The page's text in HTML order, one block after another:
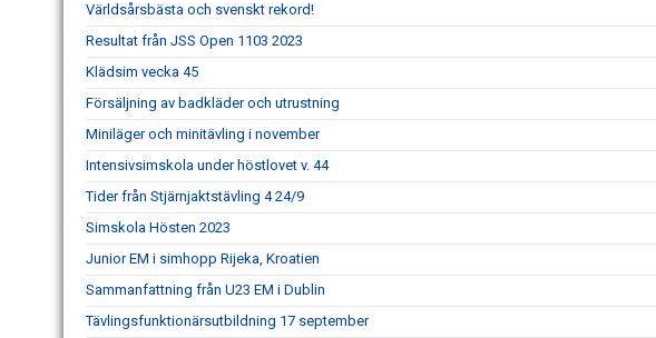
Världsårsbästa och svenskt rekord!
Resultat från JSS Open 1103 2023
Klädsim vecka 45
Försäljning av badkläder och utrustning
Miniläger och minitävling i november
Intensivsimskola under höstlovet v. 44
Tider från Stjärnjaktstävling 4 24/9
Simskola Hösten 2023
Junior EM i simhopp Rijeka, Kroatien
Sammanfattning från U23 EM i Dublin
Tävlingsfunktionärsutbildning 17 september